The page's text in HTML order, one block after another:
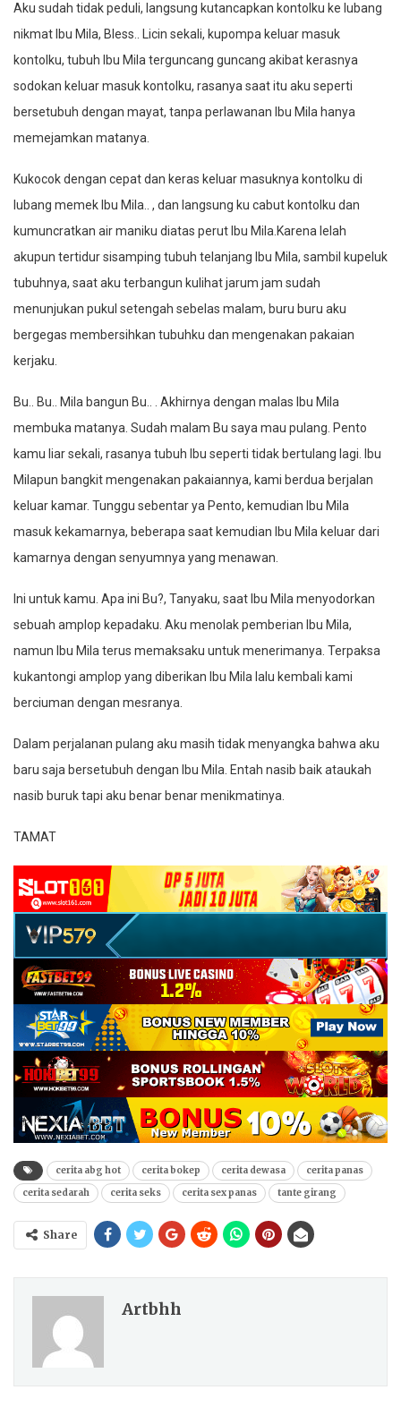
Aku sudah tidak peduli, langsung kutancapkan kontolku ke lubang
nikmat Ibu Mila, Bless.. Licin sekali, kupompa keluar masuk
kontolku, tubuh Ibu Mila terguncang guncang akibat kerasnya
sodokan keluar masuk kontolku, rasanya saat itu aku seperti
bersetubuh dengan mayat, tanpa perlawanan Ibu Mila hanya
memejamkan matanya.
Kukocok dengan cepat dan keras keluar masuknya kontolku di
lubang memek Ibu Mila.. , dan langsung ku cabut kontolku dan
kumuncratkan air maniku diatas perut Ibu Mila.Karena lelah
akupun tertidur sisamping tubuh telanjang Ibu Mila, sambil kupeluk
tubuhnya, saat aku terbangun kulihat jarum jam sudah
menunjukan pukul setengah sebelas malam, buru buru aku
bergegas membersihkan tubuhku dan mengenakan pakaian
kerjaku.
Bu.. Bu.. Mila bangun Bu.. . Akhirnya dengan malas Ibu Mila
membuka matanya. Sudah malam Bu saya mau pulang. Pento
kamu liar sekali, rasanya tubuh Ibu seperti tidak bertulang lagi. Ibu
Milapun bangkit mengenakan pakaiannya, kami berdua berjalan
keluar kamar. Tunggu sebentar ya Pento, kemudian Ibu Mila
masuk kekamarnya, beberapa saat kemudian Ibu Mila keluar dari
kamarnya dengan senyumnya yang menawan.
Ini untuk kamu. Apa ini Bu?, Tanyaku, saat Ibu Mila menyodorkan
sebuah amplop kepadaku. Aku menolak pemberian Ibu Mila,
namun Ibu Mila terus memaksaku untuk menerimanya. Terpaksa
kukantongi amplop yang diberikan Ibu Mila lalu kembali kami
berciuman dengan mesranya.
Dalam perjalanan pulang aku masih tidak menyangka bahwa aku
baru saja bersetubuh dengan Ibu Mila. Entah nasib baik ataukah
nasib buruk tapi aku benar benar menikmatinya.
TAMAT
cerita abg hot cerita bokep cerita dewasa
cerita panas
cerita sedarah
cerita seks cerita sex panas tante girang
Share
Artbhh